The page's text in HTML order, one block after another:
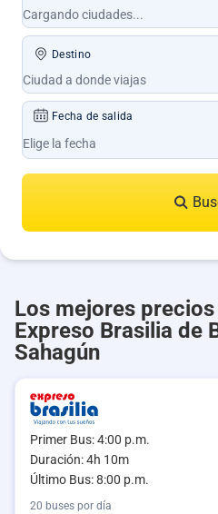
Destino
Fecha de salida
Los mejores
Expreso Brasilia de
Sahagún
Primer Bus: 4:00 p.m.
Duración: 4h 10m
Último Bus: 8:00 p.m.
20 buses por día